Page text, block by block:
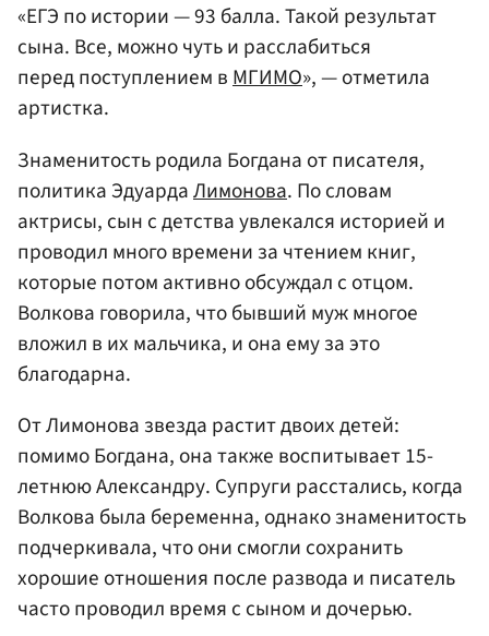
«ЕГЭ по истории — 93 балла. Такой результат
сына. Все, можно чуть и расслабиться
перед поступлением вМГИМО», — отметила
артистка.
Знаменитость родила Богдана от писателя,
политика ЭдуардаЛимонова. По словам
актрисы, сын с детства увлекался историей и
проводил много времени за чтением книг,
которые потом активно обсуждал с отцом.
Волкова говорила, что бывший муж многое
вложил в их мальчика, и она ему за это
благодарна.
От Лимонова звезда растит двоих детей:
помимо Богдана, она также воспитывает 15-
летнюю Александру. Супруги расстались, когда
Волкова была беременна, однако знаменитость
подчеркивала, что они смогли сохранить
хорошие отношения после развода и писатель
часто проводил время с сыном и дочерью.